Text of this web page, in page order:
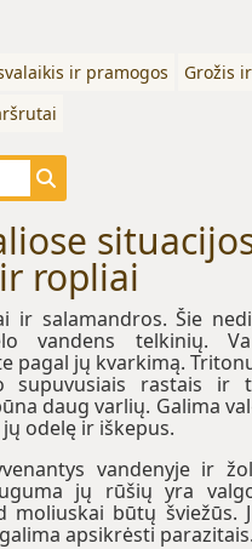
ir pramogos
Grožis
ropliai
ir salamandros. Šie
vandens telkinių.
pagal jų kvarkimą.
supuvusiais rastais ir
daug varlių. Galima
odelę ir iškepus.
vandenyje ir
jų rūšių yra
būtų šviežūs.
apsikrėsti